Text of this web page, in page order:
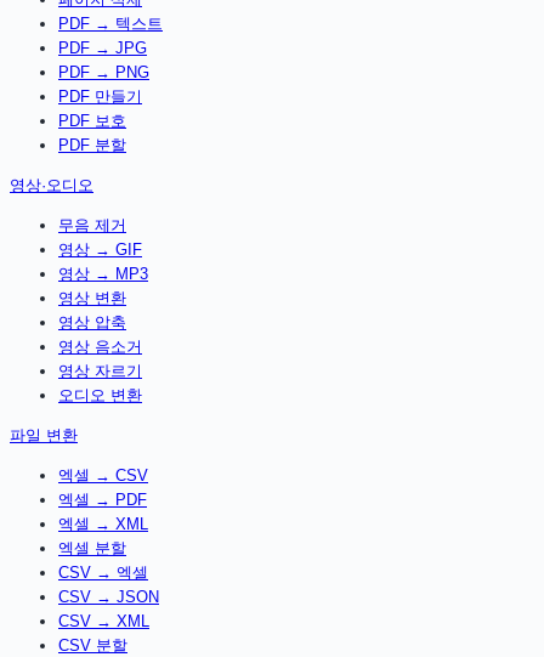
PDF → 텍스트
PDF → JPG
PDF → PNG
PDF 만들기
PDF 보호
PDF 분할
영상·오디오
무음 제거
영상 → GIF
영상 → MP3
영상 변환
영상 압축
영상 음소거
영상 자르기
오디오 변환
파일 변환
엑셀 → CSV
엑셀 → PDF
엑셀 → XML
엑셀 분할
CSV → 엑셀
CSV → JSON
CSV → XML
CSV 분할